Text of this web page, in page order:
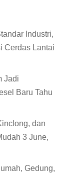
Industri,
Cerdas Lantai
Jadi
Baru Tahu
dan
3 June,
Gedung,